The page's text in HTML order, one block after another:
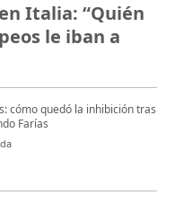
Italia: “Quién
le iban a
cómo quedó la inhibición tras
Farías